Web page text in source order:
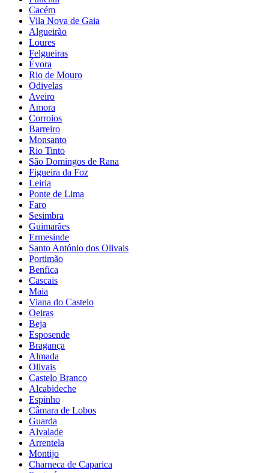
Cacém
Vila Nova de Gaia
Algueirão
Loures
Felgueiras
Évora
Rio de Mouro
Odivelas
Aveiro
Amora
Corroios
Barreiro
Monsanto
Rio Tinto
São Domingos de Rana
Figueira da Foz
Leiria
Ponte de Lima
Faro
Sesimbra
Guimarães
Ermesinde
Santo António dos Olivais
Portimão
Benfica
Cascais
Maia
Viana do Castelo
Oeiras
Beja
Esposende
Bragança
Almada
Olivais
Castelo Branco
Alcabideche
Espinho
Câmara de Lobos
Guarda
Alvalade
Arrentela
Montijo
Charneca de Caparica